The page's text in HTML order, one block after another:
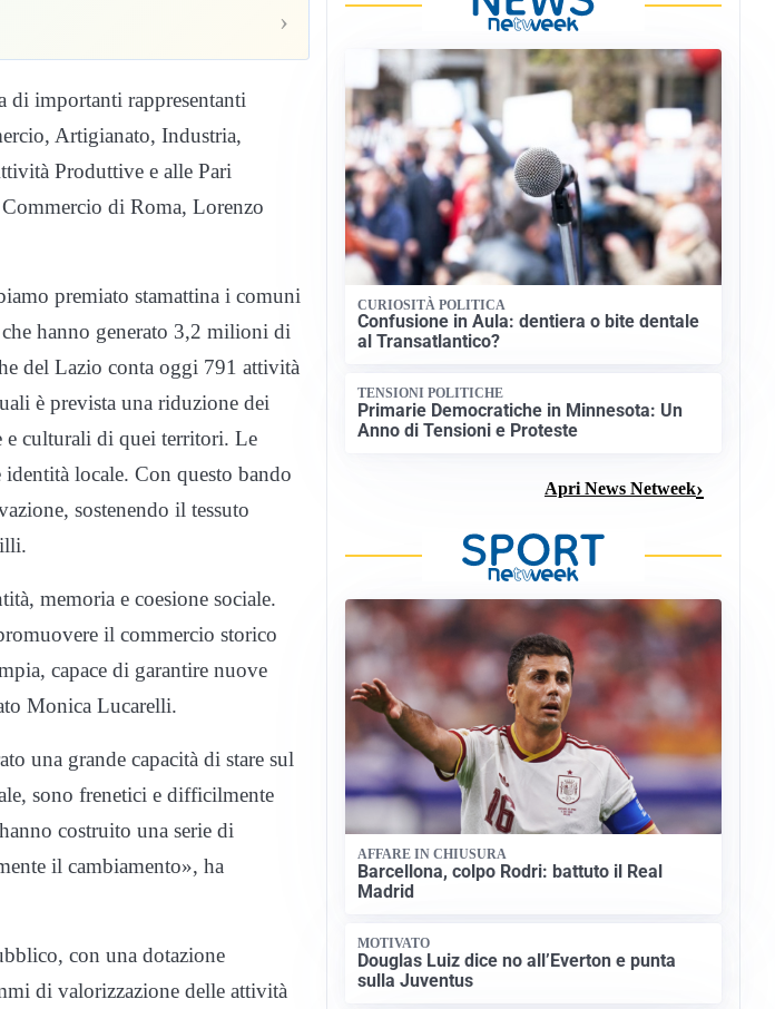
›
di importanti rappresentanti
Artigianato, Industria,
Produttive e alle Pari
di Roma, Lorenzo
premiato stamattina i comuni
hanno generato 3,2 milioni di
del Lazio conta oggi 791 attività
è prevista una riduzione dei
e culturali di quei territori. Le
locale. Con questo bando
sostenendo il tessuto
memoria e coesione sociale.
il commercio storico
capace di garantire nuove
Monica Lucarelli.
una grande capacità di stare sul
sono frenetici e difficilmente
costruito una serie di
il cambiamento», ha
con una dotazione
di valorizzazione delle attività
CURIOSITÀ POLITICA
Confusione in Aula: dentiera o bite dentale
al Transatlantico?
TENSIONI POLITICHE
Primarie Democratiche in Minnesota: Un
Anno di Tensioni e Proteste
Apri News Netweek
AFFARE IN CHIUSURA
Barcellona, colpo Rodri: battuto il Real
Madrid
MOTIVATO
Douglas Luiz dice no all’Everton e punta
sulla Juventus